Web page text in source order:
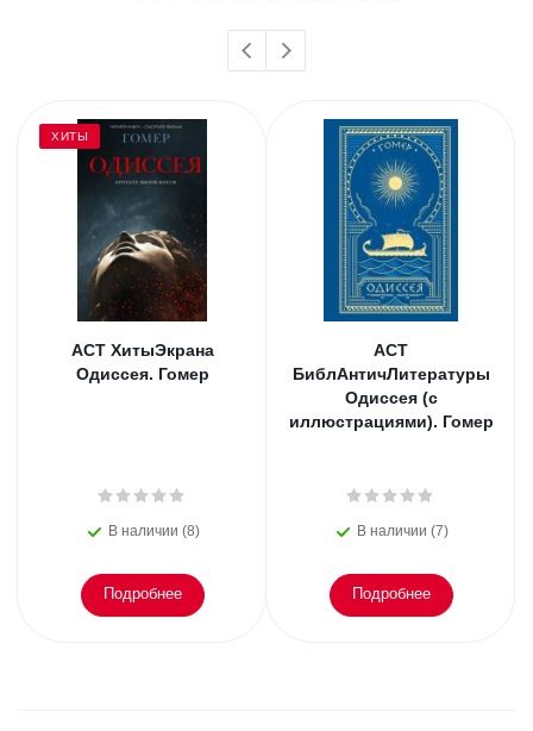
ХИТЫ
АСТ ХитыЭкрана
Одиссея. Гомер
В наличии (8)
Подробнее
АСТ
БиблАнтичЛитературы
Одиссея (с
иллюстрациями). Гомер
В наличии (7)
Подробнее